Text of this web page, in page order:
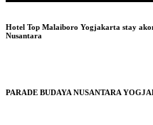
Hotel Top Malaiboro Yogjakarta stay
Nusantara
PARADE BUDAYA NUSANTARA